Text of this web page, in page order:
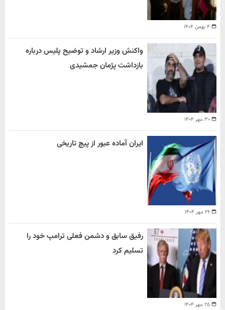
۴ بهمن ۱۴۰۴
۳۰ مهر ۱۴۰۴
واکنش وزیر ارشاد و توضیح پلیس درباره
بازداشت پژمان جمشیدی
۲۶ مهر ۱۴۰۴
ایران آماده عبور از پیچ تاریخی
۲۵ مهر ۱۴۰۴
رفیق سابق و دشمن فعلی ترامپ خود را
تسلیم کرد